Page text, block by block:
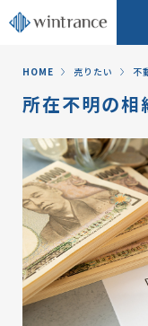
HOME 売りたい 不
所在不明の相